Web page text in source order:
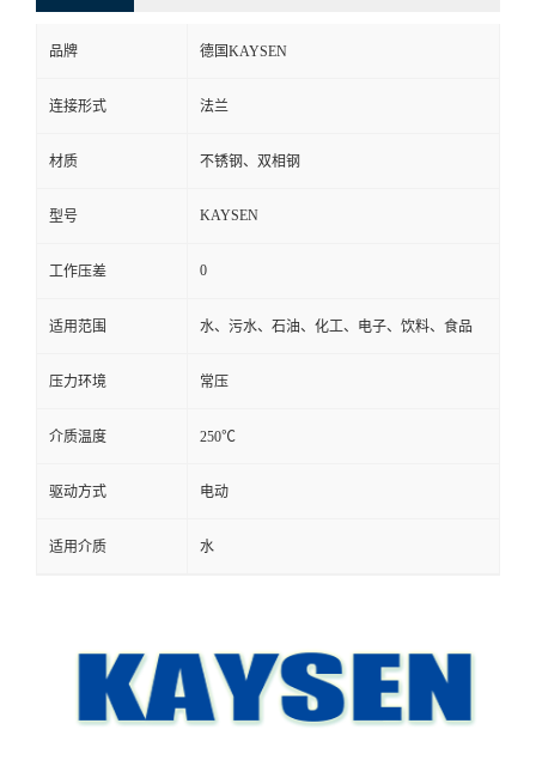
品牌 德国KAYSEN
连接形式 法兰
材质 不锈钢、双相钢
型号 KAYSEN
工作压差 0
适用范围 水、污水、石油、化工、电子、饮料、食品
压力环境 常压
介质温度 250℃
驱动方式 电动
适用介质 水